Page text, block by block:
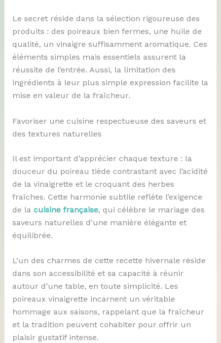
Le secret réside dans la sélection rigoureuse des
produits : des poireaux bien fermes, une huile de
qualité, un vinaigre suffisamment aromatique. Ces
éléments simples mais essentiels assurent la
réussite de l’entrée. Aussi, la limitation des
ingrédients à leur plus simple expression facilite la
mise en valeur de la fraîcheur.
Favoriser une cuisine respectueuse des saveurs et
des textures naturelles
Il est important d’apprécier chaque texture : la
douceur du poireau tiède contrastant avec l’acidité
de la vinaigrette et le croquant des herbes
fraîches. Cette harmonie subtile reflète l’exigence
de la cuisine française, qui célèbre le mariage des
saveurs naturelles d’une manière élégante et
équilibrée.
L’un des charmes de cette recette hivernale réside
dans son accessibilité et sa capacité à réunir
autour d’une table, en toute simplicité. Les
poireaux vinaigrette incarnent un véritable
hommage aux saisons, rappelant que la fraîcheur
et la tradition peuvent cohabiter pour offrir un
plaisir gustatif intense.